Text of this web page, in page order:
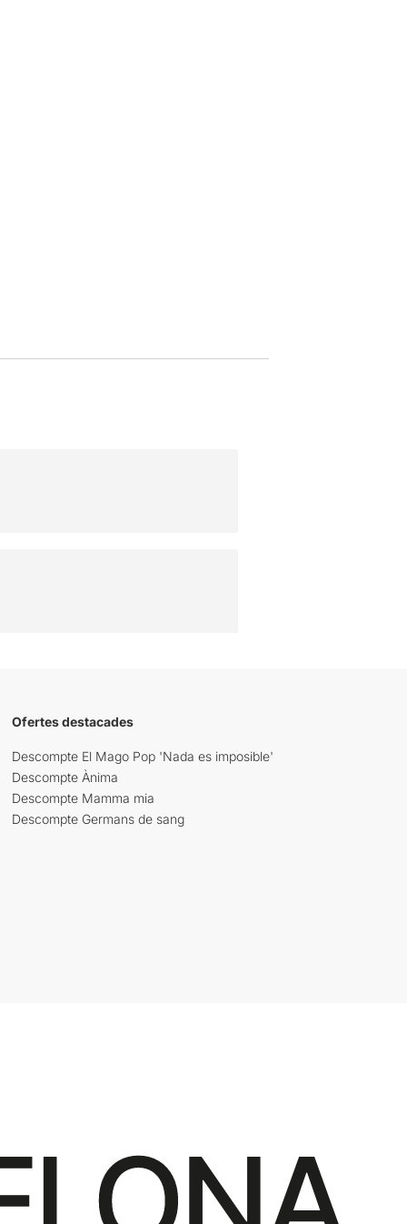
Ofertes destacades
Descompte El Mago Pop 'Nada es imposible'
Descompte Ànima
Descompte Mamma mia
Descompte Germans de sang